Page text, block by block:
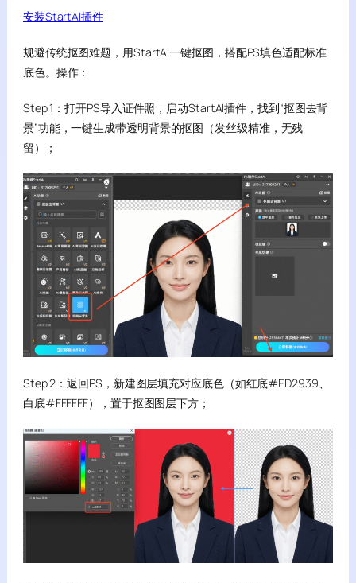
安装StartAI插件
规避传统抠图难题，用StartAI一键抠图，搭配PS填色适配标准
底色。操作：
Step 1：打开PS导入证件照，启动StartAI插件，找到“抠图去背
景”功能，一键生成带透明背景的抠图（发丝级精准，无残
留）；
Step 2：返回PS，新建图层填充对应底色（如红底#ED2939、
白底#FFFFFF），置于抠图图层下方；